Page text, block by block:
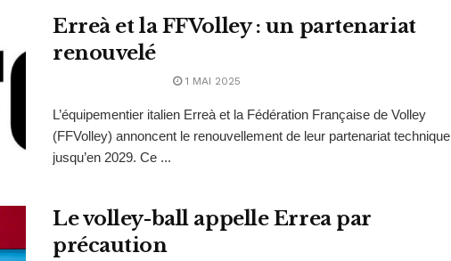
Erreà et la FFVolley : un partenariat
renouvelé
1 MAI 2025
L’équipementier italien Erreà et la Fédération Française de Volley
(FFVolley) annoncent le renouvellement de leur partenariat technique
jusqu’en 2029. Ce ...
Le volley-ball appelle Errea par
précaution